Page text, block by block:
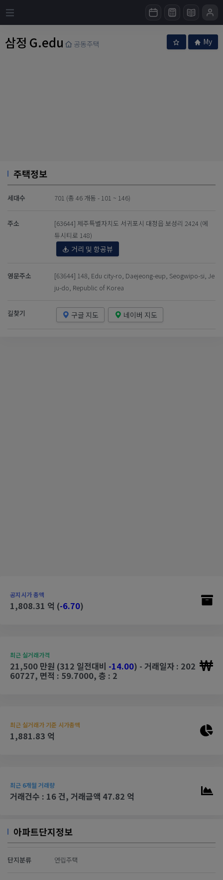
삼정 G.edu 공동주택 My
주택정보
세대수 701 (총 46 개동 - 101 ~ 146)
주소
[63644] 제주특별자치도 서귀포시 대정읍 보성리 2424 (에
듀시티로 148)
거리 및 항공뷰
영문주소
[63644] 148, Edu city-ro, Daejeong-eup, Seogwipo-si, Je
ju-do, Republic of Korea
길찾기 구글 지도 네이버 지도
공지시가 총액
1,808.31 억 (-6.70)
최근 실거래가격
21,500 만원 (312 일전대비 -14.00) - 거래일자 : 202
60727, 면적 : 59.7000, 층 : 2
최근 실거래가 기준 시가총액
1,881.83 억
최근 6개월 거래량
거래건수 : 16 건, 거래금액 47.82 억
아파트단지정보
단지분류 연립주택